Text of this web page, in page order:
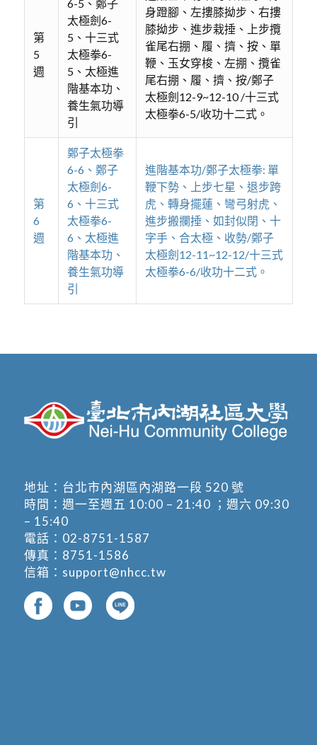
第
5
週
6-5、鄭子
太極劍6-
5、十三式
太極拳6-
5、太極進
階基本功、
養生氣功導
引
身蹬腳、左摟膝拗步、右摟
膝拗步、進步栽捶、上步攬
雀尾右掤、履、擠、按、單
鞭、玉女穿梭、左掤、攬雀
尾右掤、履、擠、按/鄭子
太極劍12-9~12-10 /十三式
太極拳6-5/收功十二式。
第
6
週
鄭子太極拳
6-6、鄭子
太極劍6-
6、十三式
太極拳6-
6、太極進
階基本功、
養生氣功導
引
進階基本功/鄭子太極拳: 單
鞭下勢、上步七星、退步跨
虎、轉身擺蓮、彎弓射虎、
進步搬攔捶、如封似閉、十
字手、合太極、收勢/鄭子
太極劍12-11~12-12/十三式
太極拳6-6/收功十二式。
地址： 台北市內湖區內湖路一段 520 號
時間：週一至週五 10:00 – 21:40 ；週六 09:30
– 15:40
電話： 02-8751-1587
傳真：8751-1586
信箱： support@nhcc.tw